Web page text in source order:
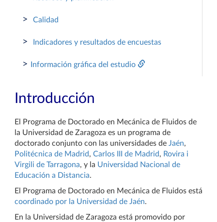
> Calidad
> Indicadores y resultados de encuestas
> Información gráfica del estudio
Introducción
El Programa de Doctorado en Mecánica de Fluidos de
la Universidad de Zaragoza es un programa de
doctorado conjunto con las universidades de Jaén,
Politécnica de Madrid, Carlos III de Madrid, Rovira i
Virgili de Tarragona, y la Universidad Nacional de
Educación a Distancia.
El Programa de Doctorado en Mecánica de Fluidos está
coordinado por la Universidad de Jaén.
En la Universidad de Zaragoza está promovido por